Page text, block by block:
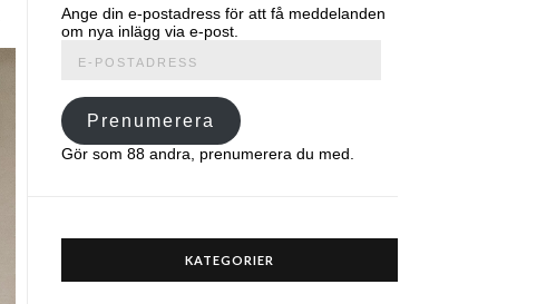
Ange din e-postadress för att få meddelanden
om nya inlägg via e-post.
postadress
Prenumerera
Gör som 88 andra, prenumerera du med.
KATEGORIER